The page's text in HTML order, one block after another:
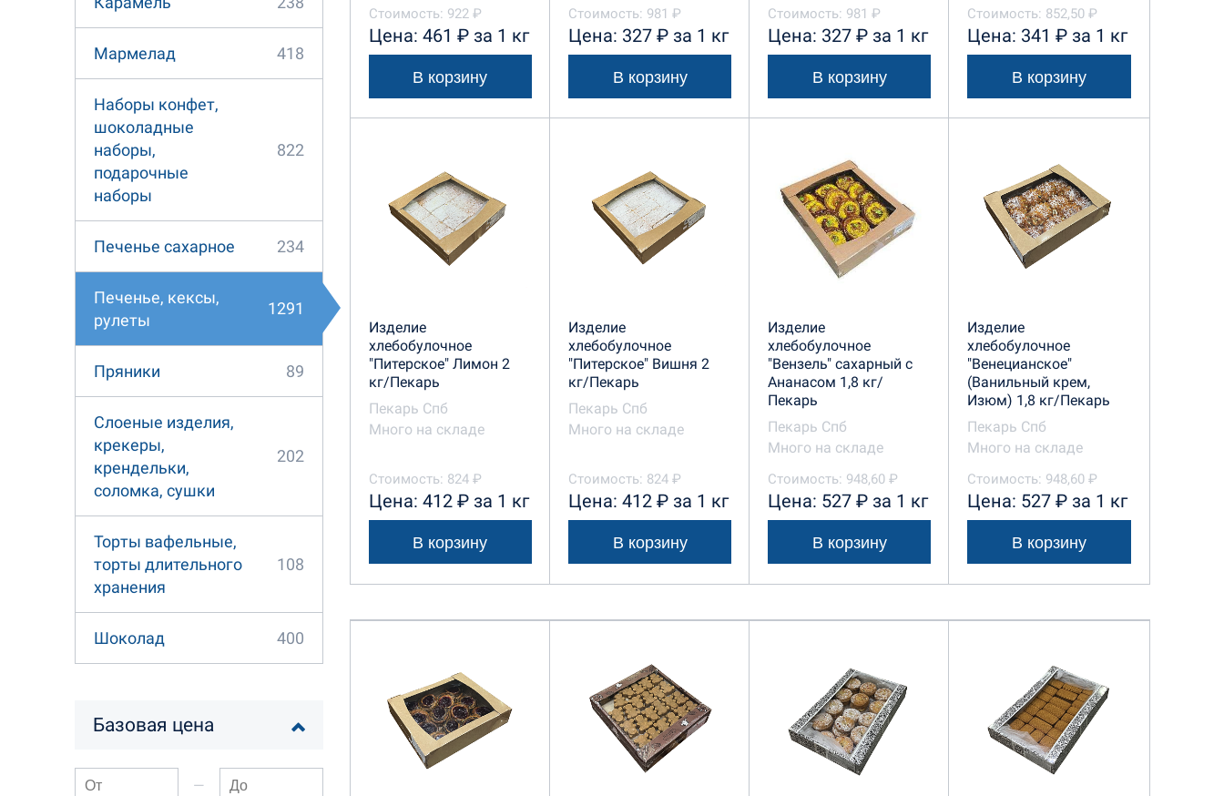
Мармелад 418
Наборы конфет,
шоколадные
наборы,
подарочные
наборы
822
Печенье сахарное 234
Печенье, кексы,
рулеты
1291
Пряники 89
Слоеные изделия,
крекеры,
крендельки,
соломка, сушки
202
Торты вафельные,
торты длительного
хранения
108
Шоколад 400
Базовая цена
—
Царскосельский Кондитер Черемушки
Стоимость: 922 ₽
Цена: 461 ₽ за 1 кг
В корзину
Стоимость: 981 ₽
Цена: 327 ₽ за 1 кг
В корзину
Стоимость: 981 ₽
Цена: 327 ₽ за 1 кг
В корзину
Стоимость: 852,50 ₽
Цена: 341 ₽ за 1 кг
В корзину
Изделие
хлебобулочное
"Питерское" Лимон 2
кг/Пекарь
Пекарь Спб
Много на складе
Стоимость: 824 ₽
Цена: 412 ₽ за 1 кг
В корзину
Изделие
хлебобулочное
"Питерское" Вишня 2
кг/Пекарь
Пекарь Спб
Много на складе
Стоимость: 824 ₽
Цена: 412 ₽ за 1 кг
В корзину
Изделие
хлебобулочное
"Вензель" сахарный с
Ананасом 1,8 кг/
Пекарь
Пекарь Спб
Много на складе
Стоимость: 948,60 ₽
Цена: 527 ₽ за 1 кг
В корзину
Изделие
хлебобулочное
"Венецианское"
(Ванильный крем,
Изюм) 1,8 кг/Пекарь
Пекарь Спб
Много на складе
Стоимость: 948,60 ₽
Цена: 527 ₽ за 1 кг
В корзину